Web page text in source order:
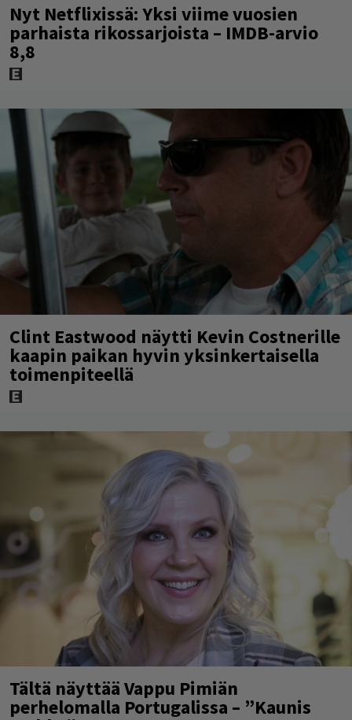
Nyt Netflixissä: Yksi viime vuosien
parhaista rikossarjoista – IMDB-arvio
8,8
Clint Eastwood näytti Kevin Costnerille
kaapin paikan hyvin yksinkertaisella
toimenpiteellä
Tältä näyttää Vappu Pimiän
perhelomalla Portugalissa – ”Kaunis